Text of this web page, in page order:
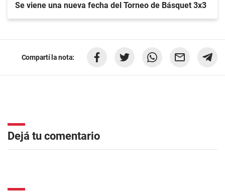
Se viene una nueva fecha del Torneo de Básquet 3x3
Compartí la nota:
Dejá tu comentario